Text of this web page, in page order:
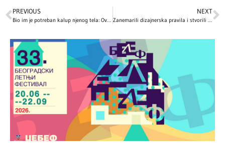
PREVIOUS
Bio im je potreban kalup njenog tela: Ovako je nastala haljina Hajdi Klum o kojoj priča ceo svet (VIDEO)
NEXT
Zanemarili dizajnerska pravila i stvorili funkcionalni dom: Ovako izgleda unutrašnjost kuće Mile Kunis i Eštona Kučera